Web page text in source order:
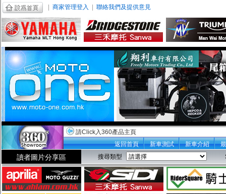
商家管理登入 聯絡我們及提供意見
請Click入360產品主頁
返回首頁
新車測試 新車介紹
讀者圖片分享區 搜尋類型